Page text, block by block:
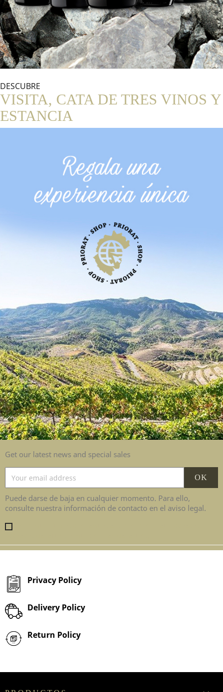
DESCUBRE
VISITA, CATA DE TRES VINOS Y
ESTANCIA
Get our latest news and special sales
Puede darse de baja en cualquier momento. Para ello,
consulte nuestra información de contacto en el aviso legal.
Privacy Policy
Delivery Policy
Return Policy